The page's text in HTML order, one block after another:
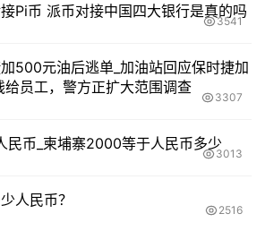
Pi币 派币对接中国四大银行是真的吗
3541
500元油后逃单_加油站回应保时捷加
员工，警方正扩大范围调查
3307
民币_柬埔寨2000等于人民币多少
3013
人民币？
2516